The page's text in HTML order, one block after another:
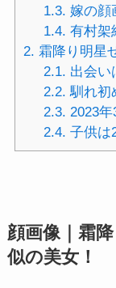
1.3. 嫁の顔
1.4. 有村架
2. 霜降り明星
2.1. 出会い
2.2. 馴れ初
2.3. 2023年
2.4. 子供は
顔画像｜霜
似の美女！